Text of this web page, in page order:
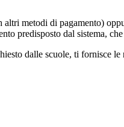
metodi di pagamento)
predisposto dal sistema,
dalle scuole, ti fornisce